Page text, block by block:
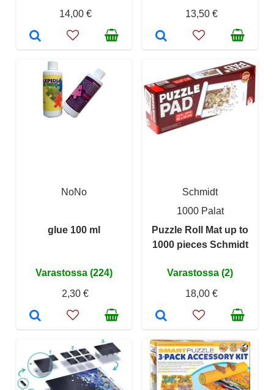
14,00 €
13,50 €
NoNo
glue 100 ml
Varastossa (224)
2,30 €
Schmidt
1000 Palat
Puzzle Roll Mat up to
1000 pieces Schmidt
Varastossa (2)
18,00 €